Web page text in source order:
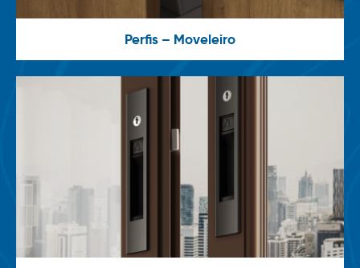
Perfis – Moveleiro